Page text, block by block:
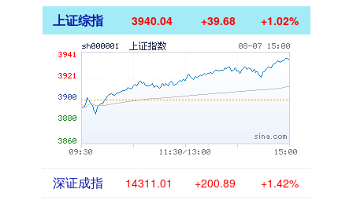
上证综指 3940.04 +39.68 +1.02%
深证成指 14311.01 +200.89 +1.42%